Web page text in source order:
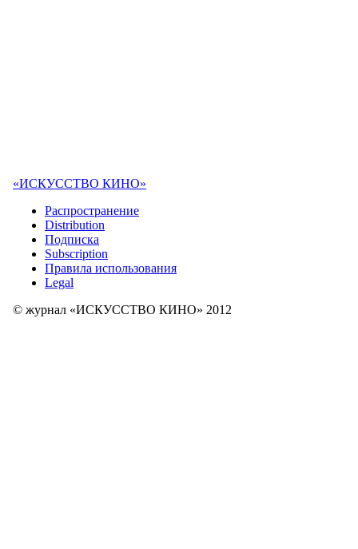
«ИСКУССТВО КИНО»
Распространение
Distribution
Подписка
Subscription
Правила использования
Legal
© журнал «ИСКУССТВО КИНО» 2012